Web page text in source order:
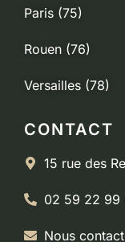
Paris (75)
Rouen (76)
Versailles (78)
CONTACT
15 rue des
02 59 22 99
Nous